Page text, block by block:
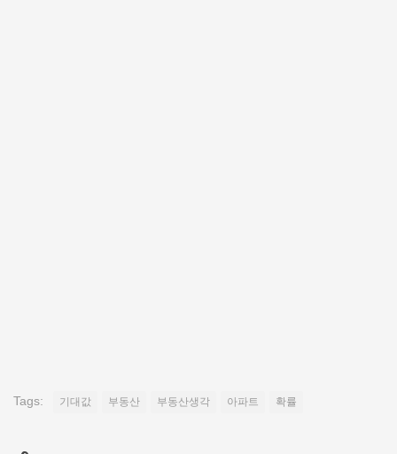
Tags: 기대값 부동산 부동산생각 아파트 확률